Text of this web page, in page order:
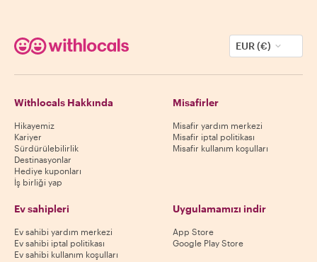
EUR (€)
Withlocals Hakkında
Hikayemiz
Kariyer
Sürdürülebilirlik
Destinasyonlar
Hediye kuponları
İş birliği yap
Misafirler
Misafir yardım merkezi
Misafir iptal politikası
Misafir kullanım koşulları
Ev sahipleri
Ev sahibi yardım merkezi
Ev sahibi iptal politikası
Ev sahibi kullanım koşulları
Uygulamamızı indir
App Store
Google Play Store